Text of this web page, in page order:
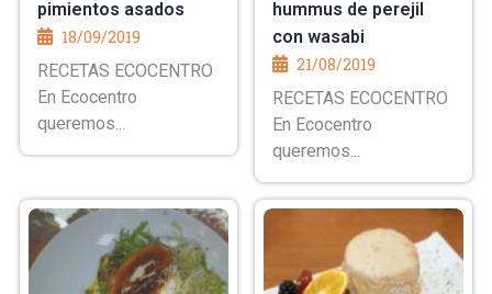
pimientos asados
18/09/2019
RECETAS ECOCENTRO
En Ecocentro
queremos...
hummus de perejil
con wasabi
21/08/2019
RECETAS ECOCENTRO
En Ecocentro
queremos...